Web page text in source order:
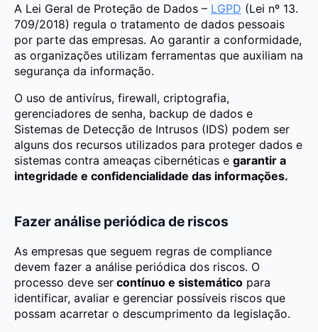
A Lei Geral de Proteção de Dados – LGPD (Lei nº 13.
709/2018) regula o tratamento de dados pessoais
por parte das empresas. Ao garantir a conformidade,
as organizações utilizam ferramentas que auxiliam na
segurança da informação.
O uso de antivírus, firewall, criptografia,
gerenciadores de senha, backup de dados e
Sistemas de Detecção de Intrusos (IDS) podem ser
alguns dos recursos utilizados para proteger dados e
sistemas contra ameaças cibernéticas e garantir a
integridade e confidencialidade das informações.
Fazer análise periódica de riscos
As empresas que seguem regras de compliance
devem fazer a análise periódica dos riscos. O
processo deve ser contínuo e sistemático para
identificar, avaliar e gerenciar possíveis riscos que
possam acarretar o descumprimento da legislação.